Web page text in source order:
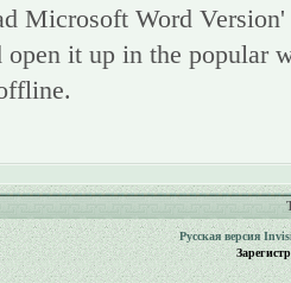
Microsoft Word
open it up in the popular
Русская версия